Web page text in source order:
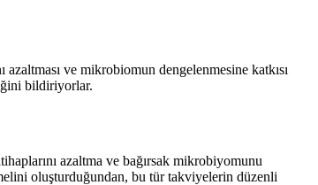
ve mikrobiomun dengelenmesine katkısı
bildiriyorlar.
azaltma ve bağırsak mikrobiyomunu
oluşturduğundan, bu tür takviyelerin düzenli